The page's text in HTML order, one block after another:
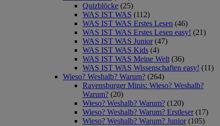
Quizblöcke (25)
WAS IST WAS (112)
WAS IST WAS Erstes Lesen (46)
WAS IST WAS Erstes Lesen easy! (21)
WAS IST WAS Junior (47)
WAS IST WAS Kids (4)
WAS IST WAS Meine Welt (36)
WAS IST WAS Wissenschaften easy! (11)
Wieso? Weshalb? Warum? (264)
Ravensburger Minis: Wieso? Weshalb?
Warum? (20)
Wieso? Weshalb? Warum? (120)
Wieso? Weshalb? Warum? Erstleser (17)
Wieso? Weshalb? Warum? Junior (105)